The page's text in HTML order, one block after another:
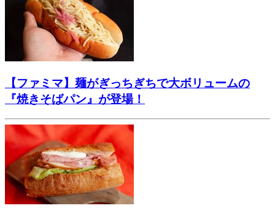
【ファミマ】麺がぎっちぎちで大ボリュームの
『焼きそばパン』が登場！